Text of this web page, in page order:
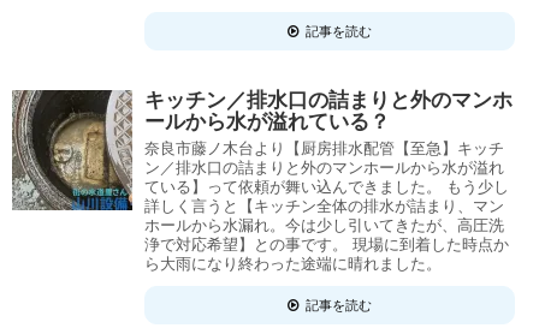
記事を読む
キッチン／排水口の詰まりと外のマンホ
ールから水が溢れている？
奈良市藤ノ木台より【厨房排水配管【至急】キッチ
ン／排水口の詰まりと外のマンホールから水が溢れ
ている】って依頼が舞い込んできました。 もう少し
詳しく言うと【キッチン全体の排水が詰まり、マン
ホールから水漏れ。今は少し引いてきたが、高圧洗
浄で対応希望】との事です。 現場に到着した時点か
ら大雨になり終わった途端に晴れました。
記事を読む